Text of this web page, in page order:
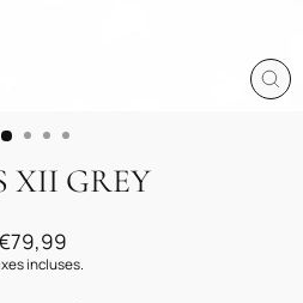
XII GREY
incluses.